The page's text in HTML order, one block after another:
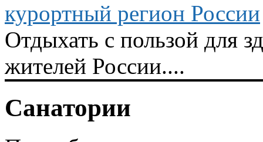
курортный регион России
Отдыхать с пользой для
жителей России....
Санатории